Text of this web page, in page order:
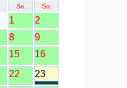
Sa. So.
1
2
8
9
15
16
22
23